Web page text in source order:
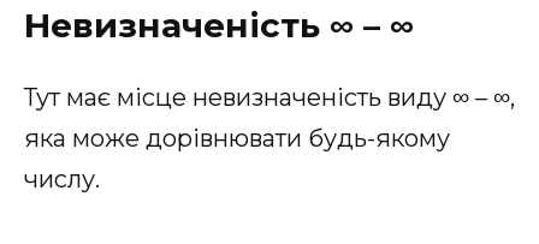
Невизначеність ∞ – ∞
Тут має місце невизначеність виду ∞ – ∞,
яка може дорівнювати будь-якому
числу.